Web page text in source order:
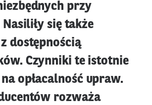
przy
się także
dostępnością
Czynniki te istotnie
opłacalność upraw.
rozważa